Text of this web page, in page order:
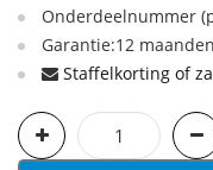
Onderdeelnummer
Garantie:12
Staffelkorting of